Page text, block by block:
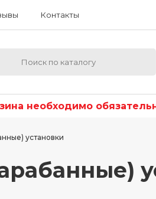
Контакты
необходимо
установки